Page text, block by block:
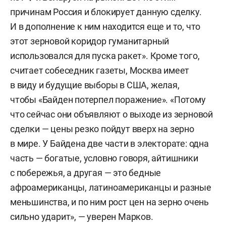
причинам Россия и блокирует данную сделку.
И в дополнение к ним находится еще и то, что
этот зерновой коридор гуманитарный
использовался для пуска ракет». Кроме того,
считает собеседник газеты, Москва имеет
в виду и будущие выборы в США, желая,
чтобы «Байден потерпел поражение». «Потому
что сейчас они объявляют о выходе из зерновой
сделки — цены резко пойдут вверх на зерно
в мире. У Байдена две части в электорате: одна
часть — богатые, условно говоря, айтишники
с побережья, а другая — это бедные
афроамериканцы, латиноамериканцы и разные
меньшинства, и по ним рост цен на зерно очень
сильно ударит», — уверен Марков.